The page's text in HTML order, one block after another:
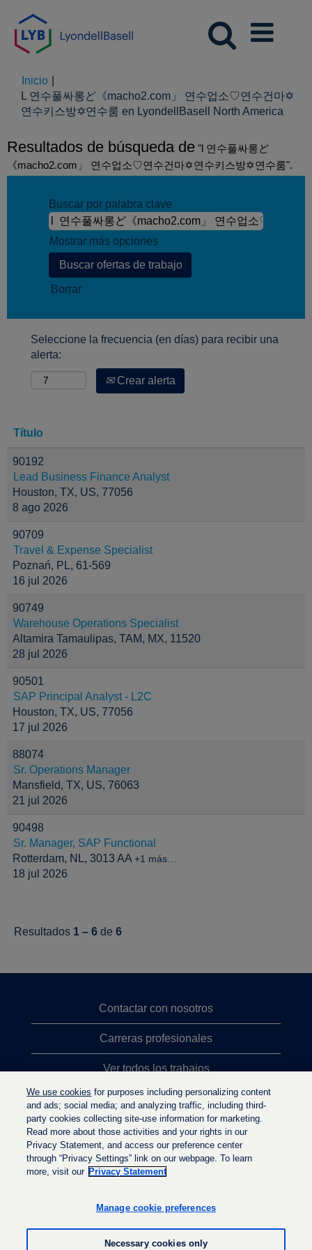
Inicio
L 연수풀싸롱ど《macho2.com」 연수업소♡연수건마✡
연수키스방✡연수룸 en LyondellBasell North America
Resultados de búsqueda de "l 연수풀싸롱ど
《macho2.com」 연수업소♡연수건마✡연수키스방✡연수룸".
Buscar por palabra clave
Mostrar más opciones
Borrar
Seleccione la frecuencia (en días) para recibir una
alerta:
Crear alerta
Título
90192
Lead Business Finance Analyst
Houston, TX, US, 77056
8 ago 2026
90709
Travel & Expense Specialist
Poznań, PL, 61-569
16 jul 2026
90749
Warehouse Operations Specialist
Altamira Tamaulipas, TAM, MX, 11520
28 jul 2026
90501
SAP Principal Analyst - L2C
Houston, TX, US, 77056
17 jul 2026
88074
Sr. Operations Manager
Mansfield, TX, US, 76063
21 jul 2026
90498
Sr. Manager, SAP Functional
Rotterdam, NL, 3013 AA +1 más…
18 jul 2026
Resultados 1 – 6 de 6
Contactar con nosotros
Carreras profesionales
Ver todos los trabajos
Búsqueda de altos cargos
Política de privacidad
a
r
e
a
e
r
We use cookies for purposes including personalizing content
and ads; social media; and analyzing traffic, including third-
party cookies collecting site-use information for marketing.
Read more about those activities and your rights in our
Privacy Statement, and access our preference center
through “Privacy Settings” link on our webpage. To learn
more, visit our Privacy Statement
Manage cookie preferences
Necessary cookies only